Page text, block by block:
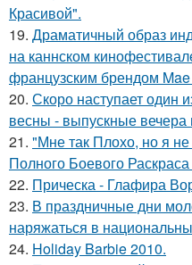
Красивой".
19. Драматичный образ
на каннском
французским брендом
20. Скоро наступает один
весны - выпускные вечера
21. "Мне так Плохо, но я
Полного Боевого
22. Прическа - Глафира
23. В праздничные дни
наряжаться в
24. Holiday Barbie 2010.